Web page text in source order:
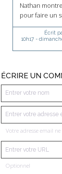
Nathan
pour faire un
Écrit
10h17-
ÉCRIRE UN
Votre adresse email
Optionnel